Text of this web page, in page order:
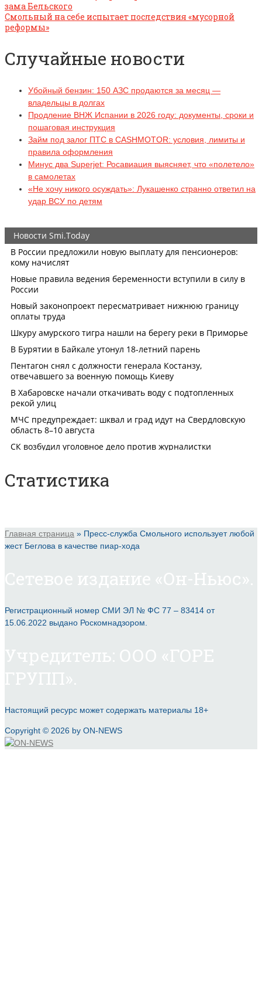
зама Бельского
Смольный на себе испытает последствия «мусорной
реформы»
Случайные новости
Убойный бензин: 150 АЗС продаются за месяц —
владельцы в долгах
Продление ВНЖ Испании в 2026 году: документы, сроки и
пошаговая инструкция
Займ под залог ПТС в CASHMOTOR: условия, лимиты и
правила оформления
Минус два Superjet: Росавиация выясняет, что «полетело»
в самолетах
«Не хочу никого осуждать»: Лукашенко странно ответил на
удар ВСУ по детям
Статистика
Главная страница » Пресс-служба Смольного использует любой
жест Беглова в качестве пиар-хода
Регистрационный номер СМИ ЭЛ № ФС 77 – 83414 от
15.06.2022 выдано Роскомнадзором.
Настоящий ресурс может содержать материалы 18+
Copyright © 2026 by ON-NEWS